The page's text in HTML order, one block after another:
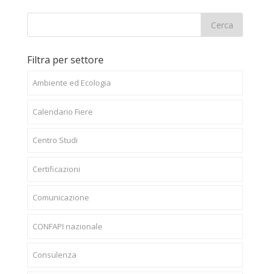
Filtra per settore
Ambiente ed Ecologia
Calendario Fiere
Centro Studi
Certificazioni
Comunicazione
CONFAPI nazionale
Consulenza